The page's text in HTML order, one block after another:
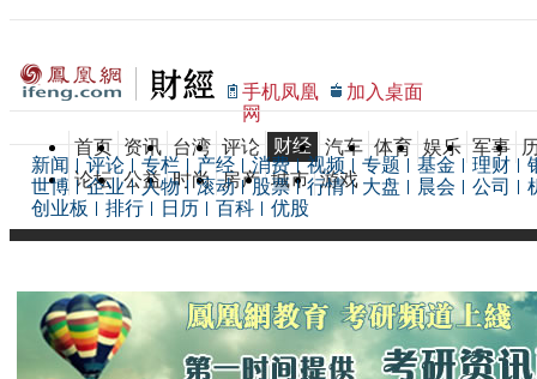
手机凤凰
网
加入桌面
首页 资讯 台湾 评论 财经 汽车 体育 娱乐 军事
论坛 公益 时尚 房产 城市 游戏
新闻 评论 专栏 产经 消费 视频 专题 基金 理财
世博
企业 人物 滚动 股票 行情 大盘 晨会 公司
创业板
排行 日历 百科 优股